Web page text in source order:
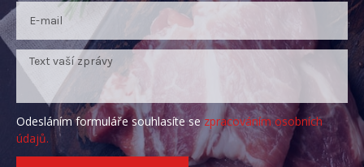
Odesláním formuláře souhlasíte sezpracováním osobních
údajů.